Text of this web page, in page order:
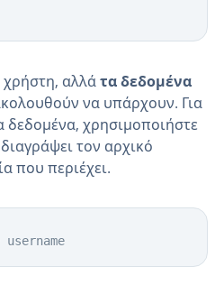
χρήστη, αλλάτα δεδομένα
να υπάρχουν. Για
δεδομένα, χρησιμοποιήστε
τον αρχικό
που περιέχει.